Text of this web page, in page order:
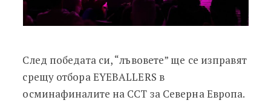
След победата си, “лъвовете” ще се изправят
срещу отбора EYEBALLERS в
осминафиналите на CCT за Северна Европа.